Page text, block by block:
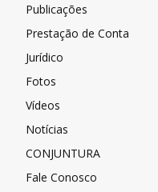
Publicações
Prestação de Conta
Jurídico
Fotos
Vídeos
Notícias
CONJUNTURA
Fale Conosco